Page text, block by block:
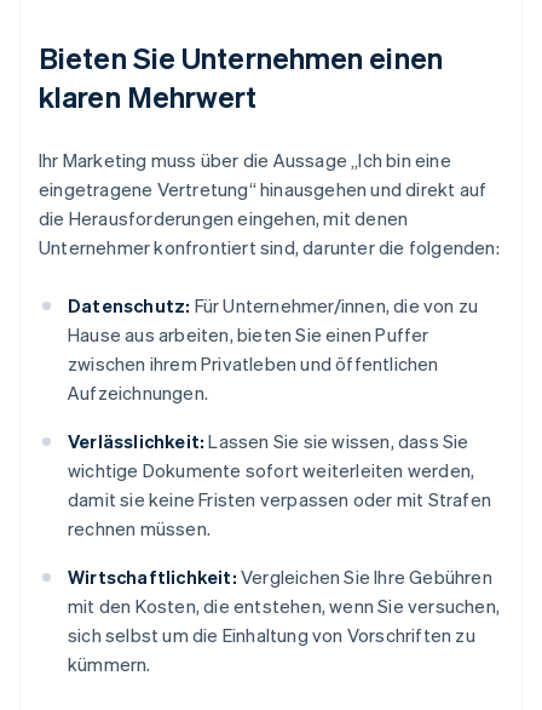
Bieten Sie Unternehmen einen
klaren Mehrwert
Ihr Marketing muss über die Aussage „Ich bin eine
eingetragene Vertretung“ hinausgehen und direkt auf
die Herausforderungen eingehen, mit denen
Unternehmer konfrontiert sind, darunter die folgenden:
Datenschutz: Für Unternehmer/innen, die von zu
Hause aus arbeiten, bieten Sie einen Puffer
zwischen ihrem Privatleben und öffentlichen
Aufzeichnungen.
Verlässlichkeit: Lassen Sie sie wissen, dass Sie
wichtige Dokumente sofort weiterleiten werden,
damit sie keine Fristen verpassen oder mit Strafen
rechnen müssen.
Wirtschaftlichkeit: Vergleichen Sie Ihre Gebühren
mit den Kosten, die entstehen, wenn Sie versuchen,
sich selbst um die Einhaltung von Vorschriften zu
kümmern.